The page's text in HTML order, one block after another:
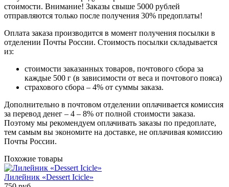
стоимости. Внимание! Заказы свыше 5000 рублей
отправляются только после получения 30% предоплаты!
Оплата заказа производится в момент получения посылки в
отделении Почты России. Стоимость посылки складывается
из:
стоимости заказанных товаров, почтового сбора за
каждые 500 г (в зависимости от веса и почтового пояса)
страхового сбора – 4% от суммы заказа.
Дополнительно в почтовом отделении оплачивается комиссия
за перевод денег – 4 – 8% от полной стоимости заказа.
Поэтому мы рекомендуем оплачивать заказы по предоплате,
тем самым вы экономите на доставке, не оплачивая комиссию
Почты России.
Похожие товары
Лилейник «Dessert Icicle»